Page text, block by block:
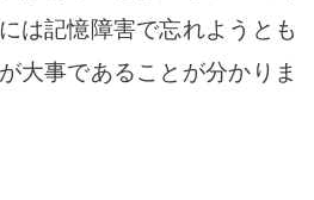
は記憶障害で忘れようとも
大事であることが分かりま